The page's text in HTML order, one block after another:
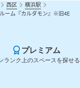
西区
横浜駅
ーム『カルダモン』※旧4E
プレミアム
ランク上のスペースを探せる